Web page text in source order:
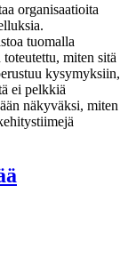
organisaatioita
tuomalla
miten sitä
kysymyksiin,
ei pelkkiä
näkyväksi, miten